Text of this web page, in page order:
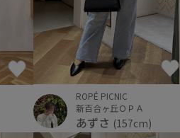
ROPÉ PICNIC
新百合ヶ丘ＯＰＡ
あずさ (157cm)